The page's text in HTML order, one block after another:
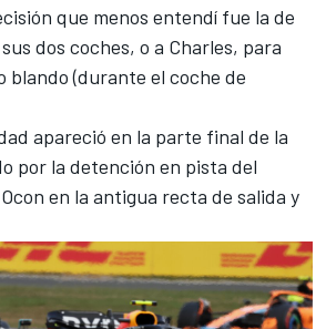
que menos entendí fue la de
dos coches, o a Charles, para
blando (durante el coche de
apareció en la parte final de la
por la detención en pista del
en la antigua recta de salida y